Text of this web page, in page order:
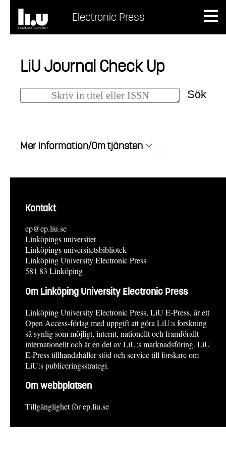
Electronic Press
LiU Journal Check Up
Sök
Mer information/Om tjänsten
Kontakt
ep@ep.liu.se
Linköpings universitet
Linköpings universitetsbibliotek
Linköping University Electronic Press
581 83 Linköping
Om Linköping University Electronic Press
Linköping University Electronic Press, LiU E-Press, är ett
Open Access-förlag med uppgift att göra LiU:s forskning
så synlig som möjligt, internt, nationellt och framförallt
internationellt och är en del av LiU:s marknadsföring. LiU
E-Press tillhandahåller stöd och service till forskare om
LiU:s publiceringsstrategi.
Om webbplatsen
Tillgänglighet för ep.liu.se